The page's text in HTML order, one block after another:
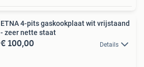
ETNA 4-pits gaskookplaat wit vrijstaand
- zeer nette staat
€ 100,00 Details